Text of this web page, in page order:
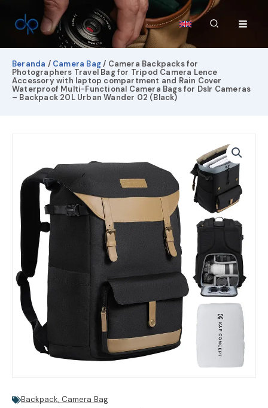
konten
Cari
Beranda / Camera Bag/ Camera Backpacks for
Photographers Travel Bag for Tripod Camera Lence
Accessory with laptop compartment and Rain Cover
Waterproof Multi-Functional Camera Bags for Dslr Cameras
– Backpack 20L Urban Wander 02 (Black)
Backpack, Camera Bag